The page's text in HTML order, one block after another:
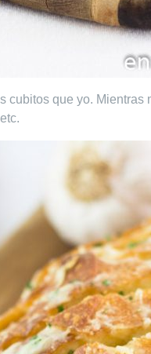
cubitos que yo.